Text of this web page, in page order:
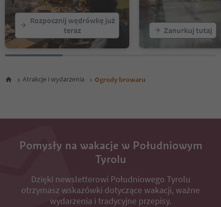
Rozpocznij wędrówkę już
teraz
Zanurkuj tutaj
Atrakcje i wydarzenia Ogrody browaru
Pomysły na wakacje w Południowym
Tyrolu
Dzięki newsletterowi Południowego Tyrolu
otrzymasz wskazówki dotyczące wakacji, ważne
wydarzenia i tradycyjne przepisy.